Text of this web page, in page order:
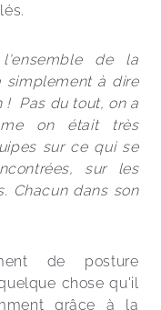
de la
simplement à dire
Pas du tout, on a
on était très
sur ce qui se
sur les
Chacun dans son
de posture
chose qu'il
grâce à la